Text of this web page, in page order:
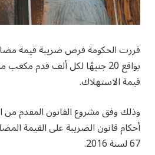
قررت الحكومة فرض ضريبة قيمة
قيمة الاستهلاك.
وذلك وفق مشروع القانون المقدم
أحكام قانون الضريبة على القيمة
67 لسنة 2016.